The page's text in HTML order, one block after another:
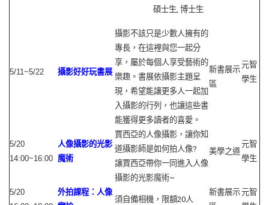
碩士生, 博士生
5/11~5/22 攝影好好玩書展
攝影不該只是少數人擁有的
專長，在這裡與您一起分
享，屬於每個人享受藝術的
樂趣。書展依攝影主題呈
現，希望能讓更多人一起加
入攝影的行列，也讓這些書
能獲得更多讀者的喜愛。
新書展示
區
元智
學生
5/20
14:00~16:00
人像攝影的光影
魔術
賈西亞的人像攝影，讓你知
道攝影師是如何拍人像?
讓賈西亞帶你一同進入人像
攝影的光影魔術~
美學之道
元智
學生
5/20
外拍課程：人像
須自備相機，限額20人
新書展示元智